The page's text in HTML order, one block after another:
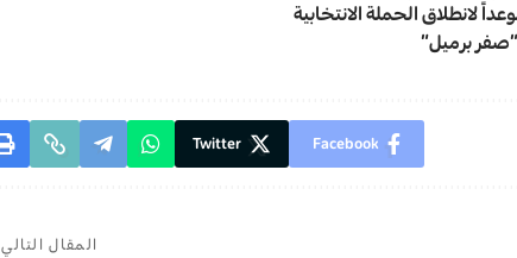
لانطلاق الحملة الانتخابية
Facebook
Twitter
المقال التالي